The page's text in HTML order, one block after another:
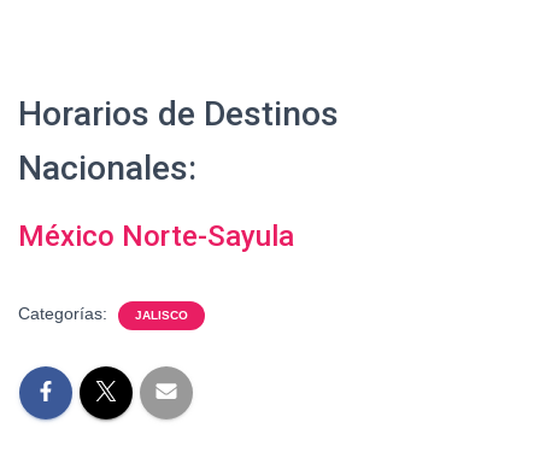
Horarios de Destinos
Nacionales:
México Norte-Sayula
Categorías: JALISCO